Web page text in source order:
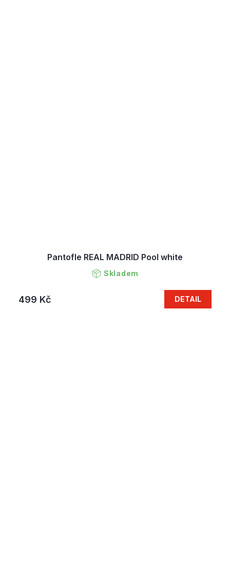
Pantofle REAL MADRID Pool white
Skladem
499 Kč DETAIL